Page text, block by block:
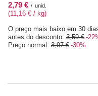
2,79 € / unid.
(11,16 € / kg)
O preço mais baixo em 30
antes do desconto: 3,59 € -
Preço normal: 3,97 € -30%